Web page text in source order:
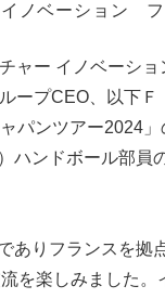
ノベーション フ
ャー イノベーショ
ープCEO、以下Ｆ
パンツアー2024」
ハンドボール部員
ありフランスを拠
を楽しみました。